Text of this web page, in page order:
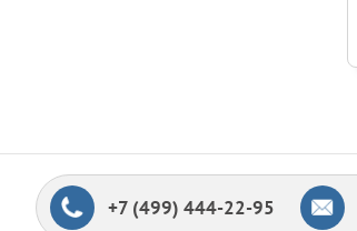
+7 (499) 444-22-95